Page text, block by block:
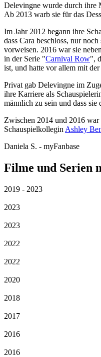
Delevingne wurde durch ihre
Ab 2013 warb sie für das
Im Jahr 2012 begann ihre
dass Cara beschloss, nur
vorweisen. 2016 war sie
in der Serie "Carnival Row",
ist, und hatte vor allem mit
Privat gab Delevingne im
ihre Karriere als
männlich zu sein und dass
Zwischen 2014 und 2016
Schauspielkollegin Ashley
Daniela S. - myFanbase
Filme und Serien
2019 - 2023
2023
2023
2022
2022
2020
2018
2017
2016
2016